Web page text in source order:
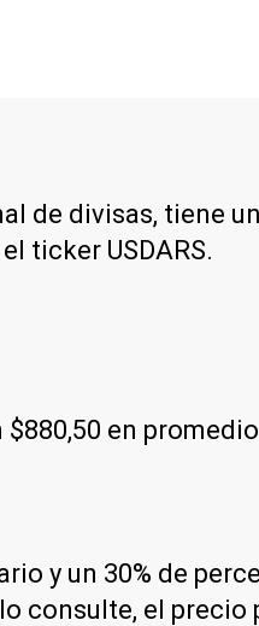
de divisas, tiene
ticker USDARS.
en
y un 30% de
consulte, el precio